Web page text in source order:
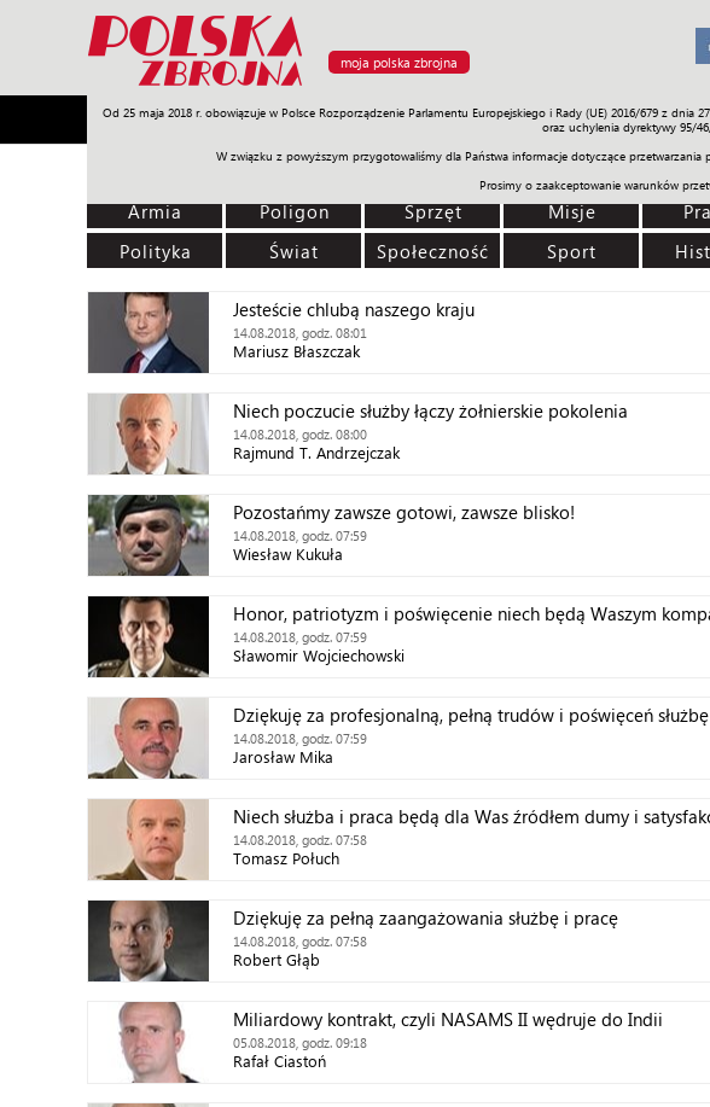
moja polska zbrojna
Od 25 maja 2018 r. obowiązuje w Polsce Rozporządzenie Parlamentu Europejskiego i Rady (UE) 2016/679 z
oraz uchylenia dyrektywy 95/
W związku z powyższym przygotowaliśmy dla Państwa informacje dotyczące
Prosimy o zaakceptowanie warunków
Armia Poligon Sprzęt Misje Polityka Prawo Świat Społeczność
Armia Poligon Sprzęt Misje
Polityka
Świat Społeczność Sport
Jesteście chlubą naszego kraju
14.08.2018, godz. 08:01
Mariusz Błaszczak
Niech poczucie służby łączy żołnierskie pokolenia
14.08.2018, godz. 08:00
Rajmund T. Andrzejczak
Pozostańmy zawsze gotowi, zawsze blisko!
14.08.2018, godz. 07:59
Wiesław Kukuła
Honor, patriotyzm i poświęcenie niech będą Waszym
14.08.2018, godz. 07:59
Sławomir Wojciechowski
Dziękuję za profesjonalną, pełną trudów i poświęceń służbę
14.08.2018, godz. 07:59
Jarosław Mika
Niech służba i praca będą dla Was źródłem dumy i
14.08.2018, godz. 07:58
Tomasz Połuch
Dziękuję za pełną zaangażowania służbę i pracę
14.08.2018, godz. 07:58
Robert Głąb
Miliardowy kontrakt, czyli NASAMS II wędruje do Indii
05.08.2018, godz. 09:18
Rafał Ciastoń